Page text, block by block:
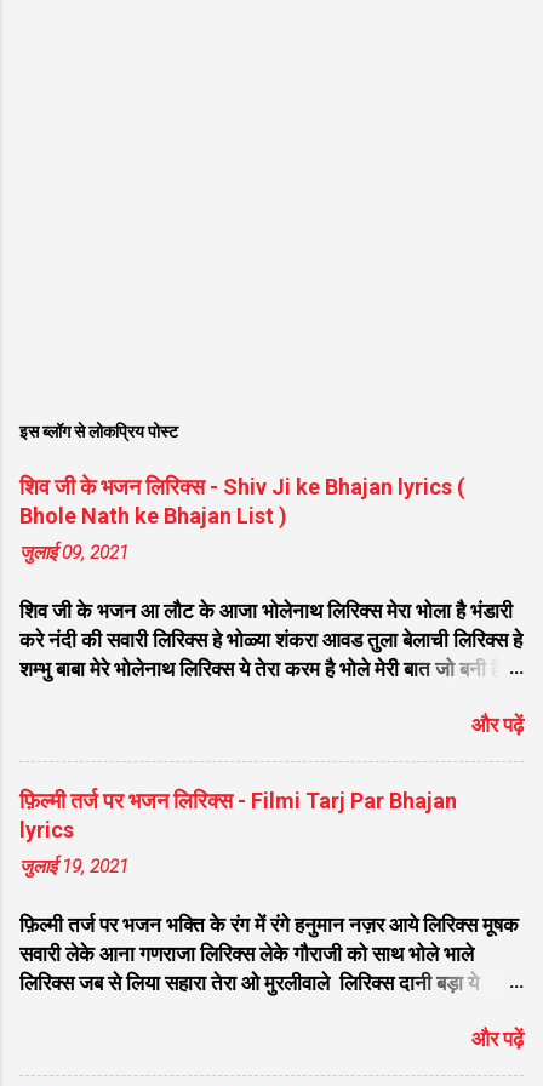
इस ब्लॉग से लोकप्रिय पोस्ट
शिव जी के भजन लिरिक्स - Shiv Ji ke Bhajan lyrics (
Bhole Nath ke Bhajan List )
जुलाई 09, 2021
शिव जी के भजन आ लौट के आजा भोलेनाथ लिरिक्स मेरा भोला है भंडारी
करे नंदी की सवारी लिरिक्स हे भोळ्या शंकरा आवड तुला बेलाची लिरिक्स हे
शम्भु बाबा मेरे भोलेनाथ लिरिक्स ये तेरा करम है भोले मेरी बात जो बनी है
गुलशन सा मेरे भोलेनाथ आये है लिरिक्स नगर में जोगी आया भेद कोई
समझ ना पाया लिरिक्स शिवजी तेरे द्वार हम भी आयेंगे लिरिक्स सांसो की
माला पे सिमरु मै शिव का नाम लिरिक्स डम डम डमरू बजाना होगा भोले
मेरी कुटिया में आना होगा लिरिक्स मेरे भोले से भोले बाबा लिरिक्स भोलेनाथ
का चेला लिरिक्स भोले चेला बना लेना लिरिक्स सिर पे विराजे गंगा की धार
लिरिक्स महादेवा - Mahadeva Hansraj Raghuwanshi लिरिक्स
ऐसा डमरू बजाया भोलेनाथ ने लिरिक्स शिव शंकर औघड दानी बम भोला
लिरिक्स शिव कैलाशों के वासी शंकर संकट हरना लि...
और पढ़ें
फ़िल्मी तर्ज पर भजन लिरिक्स - Filmi Tarj Par Bhajan
lyrics
जुलाई 19, 2021
फ़िल्मी तर्ज पर भजन भक्ति के रंग में रंगे हनुमान नज़र आये लिरिक्स मूषक
सवारी लेके आना गणराजा लिरिक्स लेके गौराजी को साथ भोले भाले
लिरिक्स जब से लिया सहारा तेरा ओ मुरलीवाले लिरिक्स दानी बड़ा ये
समंदर लांघ के हनुमत लंका नगरी आ गए लिरिक्स वतन के सिवा कुछ ना
चाहत करेंगे लिरिक्स मेरे साँवरे तेरे बिन जी ना लग लिरिक्स मिला दो अरे
और पढ़ें